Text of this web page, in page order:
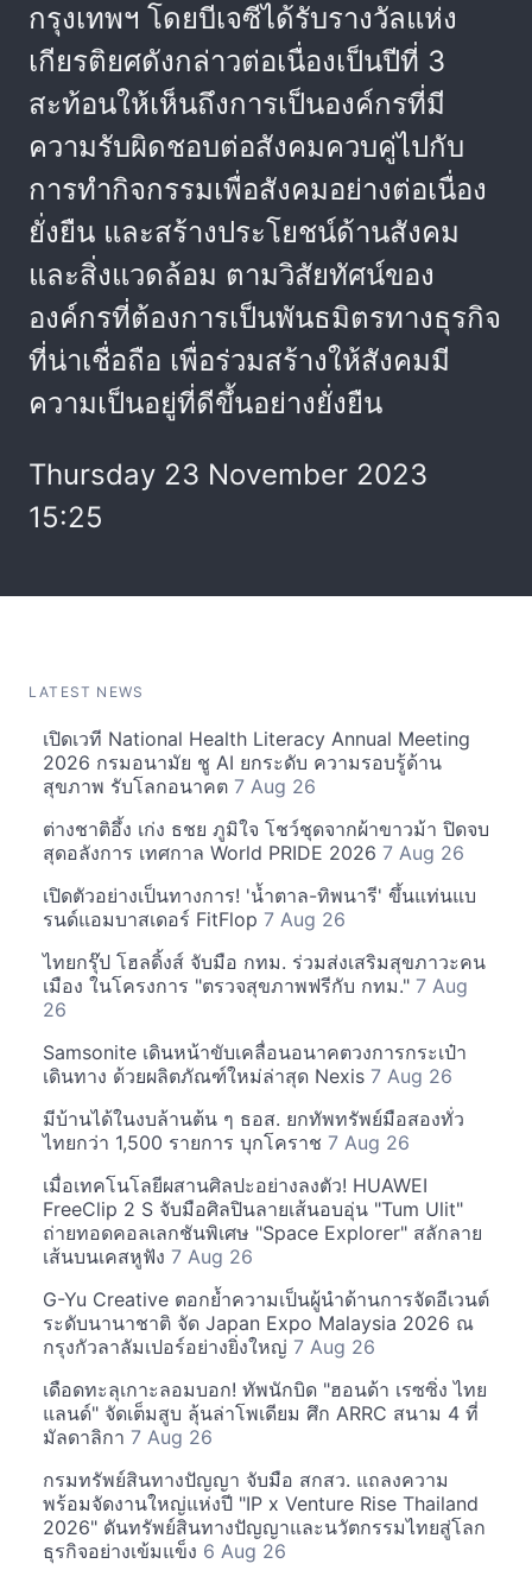
กรุงเทพฯ โดยบีเจซีได้รับรางวัลแห่ง
เกียรติยศดังกล่าวต่อเนื่องเป็นปีที่ 3
สะท้อนให้เห็นถึงการเป็นองค์กรที่มี
ความรับผิดชอบต่อสังคมควบคู่ไปกับ
การทำกิจกรรมเพื่อสังคมอย่างต่อเนื่อง
ยั่งยืน และสร้างประโยชน์ด้านสังคม
และสิ่งแวดล้อม ตามวิสัยทัศน์ของ
องค์กรที่ต้องการเป็นพันธมิตรทางธุรกิจ
ที่น่าเชื่อถือ เพื่อร่วมสร้างให้สังคมมี
ความเป็นอยู่ที่ดีขึ้นอย่างยั่งยืน
Thursday 23 November 2023
15:25
LATEST NEWS
เปิดเวที National Health Literacy Annual Meeting
2026 กรมอนามัย ชู AI ยกระดับ ความรอบรู้ด้าน
สุขภาพ รับโลกอนาคต 7 Aug 26
ต่างชาติอึ้ง เก่ง ธชย ภูมิใจ โชว์ชุดจากผ้าขาวม้า ปิดจบ
สุดอลังการ เทศกาล World PRIDE 2026 7 Aug 26
เปิดตัวอย่างเป็นทางการ! 'น้ำตาล-ทิพนารี' ขึ้นแท่นแบ
รนด์แอมบาสเดอร์ FitFlop 7 Aug 26
ไทยกรุ๊ป โฮลดิ้งส์ จับมือ กทม. ร่วมส่งเสริมสุขภาวะคน
เมือง ในโครงการ "ตรวจสุขภาพฟรีกับ กทม." 7 Aug
26
Samsonite เดินหน้าขับเคลื่อนอนาคตวงการกระเป๋า
เดินทาง ด้วยผลิตภัณฑ์ใหม่ล่าสุด Nexis 7 Aug 26
มีบ้านได้ในงบล้านต้น ๆ ธอส. ยกทัพทรัพย์มือสองทั่ว
ไทยกว่า 1,500 รายการ บุกโคราช 7 Aug 26
เมื่อเทคโนโลยีผสานศิลปะอย่างลงตัว! HUAWEI
FreeClip 2 S จับมือศิลปินลายเส้นอบอุ่น "Tum Ulit"
ถ่ายทอดคอลเลกชันพิเศษ "Space Explorer" สลักลาย
เส้นบนเคสหูฟัง 7 Aug 26
G-Yu Creative ตอกย้ำความเป็นผู้นำด้านการจัดอีเวนต์
ระดับนานาชาติ จัด Japan Expo Malaysia 2026 ณ
กรุงกัวลาลัมเปอร์อย่างยิ่งใหญ่ 7 Aug 26
เดือดทะลุเกาะลอมบอก! ทัพนักบิด "ฮอนด้า เรซซิ่ง ไทย
แลนด์" จัดเต็มสูบ ลุ้นล่าโพเดียม ศึก ARRC สนาม 4 ที่
มัลดาลิกา 7 Aug 26
กรมทรัพย์สินทางปัญญา จับมือ สกสว. แถลงความ
พร้อมจัดงานใหญ่แห่งปี "IP x Venture Rise Thailand
2026" ดันทรัพย์สินทางปัญญาและนวัตกรรมไทยสู่โลก
ธุรกิจอย่างเข้มแข็ง 6 Aug 26